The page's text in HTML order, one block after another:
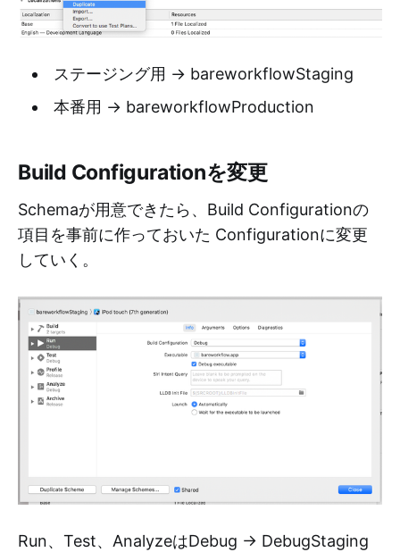
ステージング用 → bareworkflowStaging
本番用 → bareworkflowProduction
Build Configurationを変更
Schemaが用意できたら、Build Configurationの
項目を事前に作っておいた Configurationに変更
していく。
Run、Test、AnalyzeはDebug → DebugStaging